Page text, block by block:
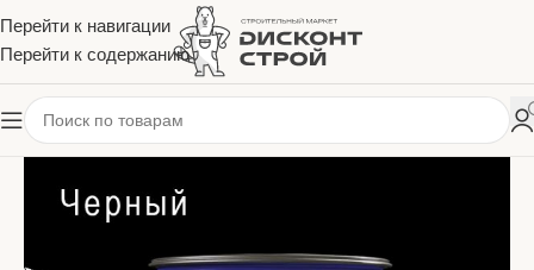
Перейти к навигации
Перейти к содержанию